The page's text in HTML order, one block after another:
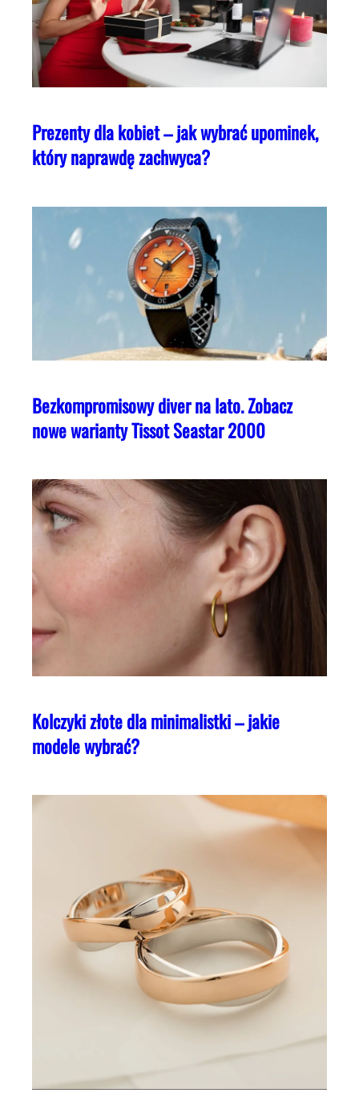
Prezenty dla kobiet – jak wybrać upominek,
który naprawdę zachwyca?
Bezkompromisowy diver na lato. Zobacz
nowe warianty Tissot Seastar 2000
Kolczyki złote dla minimalistki – jakie
modele wybrać?